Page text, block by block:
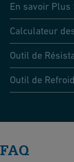
En savoir
Calculateur
Outil de
Outil de
FAQ